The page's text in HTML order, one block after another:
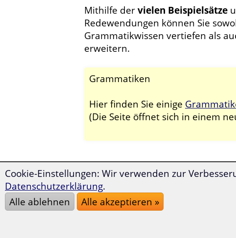
Mithilfe der vielen Beispielsätze
Redewendungen können Sie
Grammatikwissen vertiefen als
erweitern.
Grammatiken
Hier finden Sie einige
(Die Seite öffnet sich in einem
Sprachkurse für Italienisch, in
Auf dem folgenden Sprachkurs
Cookie-Einstellungen: Wir verwenden zur
Datenschutzerklärung.
Alle ablehnen
Alle akzeptieren »